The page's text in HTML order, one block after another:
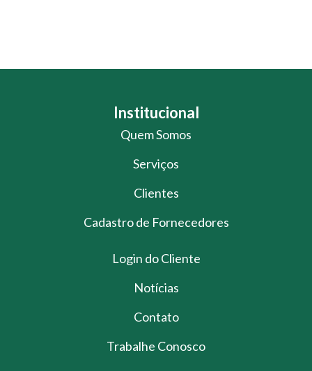
Institucional
Quem Somos
Serviços
Clientes
Cadastro de Fornecedores
Login do Cliente
Notícias
Contato
Trabalhe Conosco